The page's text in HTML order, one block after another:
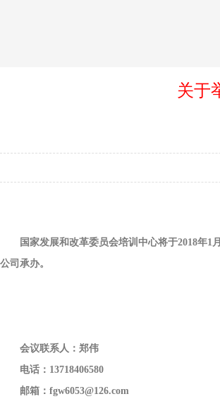
关于
国家发展和改革委员会培训中心将于2018年1
公司承办。
会议联系人：郑伟
电话：13718406580
邮箱：fgw6053@126.com